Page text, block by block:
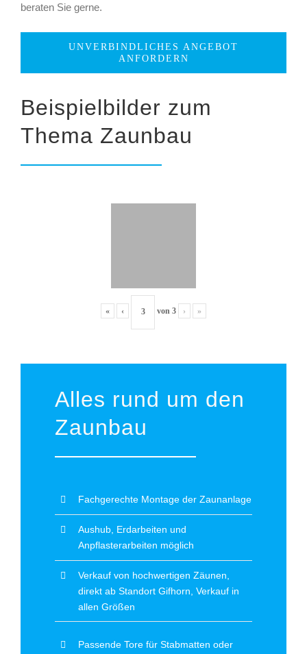
beraten Sie gerne.
UNVERBINDLICHES ANGEBOT
ANFORDERN
Beispielbilder zum
Thema Zaunbau
« ‹ von 3 › »
Alles rund um den
Zaunbau
Fachgerechte Montage der Zaunanlage
Aushub, Erdarbeiten und
Anpflasterarbeiten möglich
Verkauf von hochwertigen Zäunen,
direkt ab Standort Gifhorn, Verkauf in
allen Größen
Passende Tore für Stabmatten oder